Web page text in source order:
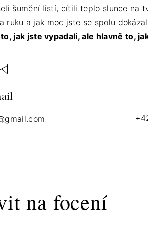
šumění listí, cítili teplo slunce na
ruku a jak moc jste se spolu
jak jste vypadali, ale hlavně to,
na focení